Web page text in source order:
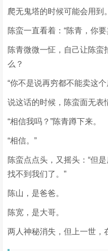
爬无鬼塔的时候可能会用到。
陈蛮一直看着：“陈青，你
陈青微微一怔，自己让陈蛮
么？
“你不是说再穷都不能卖这个
说这话的时候，陈蛮面无表
“相信我吗？”陈青蹲下来。
“相信。”
陈蛮点点头，又摇头：“但
找不到我们了。”
陈山，是爸爸。
陈宽，是大哥。
两人神秘消失，但上一世，